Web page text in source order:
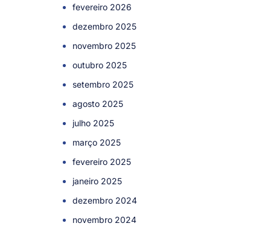
fevereiro 2026
dezembro 2025
novembro 2025
outubro 2025
setembro 2025
agosto 2025
julho 2025
março 2025
fevereiro 2025
janeiro 2025
dezembro 2024
novembro 2024